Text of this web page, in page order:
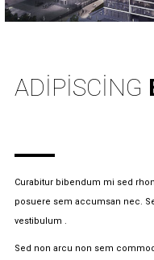
ADIPISCING
Curabitur bibendum mi sed
posuere sem accumsan nec.
vestibulum .
Sed non arcu non sem